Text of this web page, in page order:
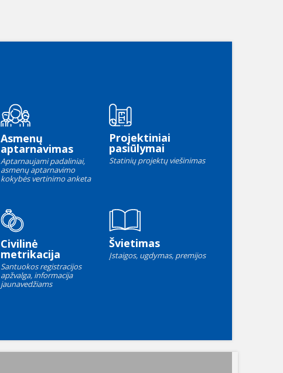
Asmenų
aptarnavimas
Aptarnaujami padaliniai,
asmenų aptarnavimo
kokybės vertinimo anketa
Projektiniai
pasiūlymai
Statinių projektų viešinimas
Civilinė
metrikacija
Santuokos registracijos
apžvalga, informacija
jaunavedžiams
Švietimas
Įstaigos, ugdymas, premijos